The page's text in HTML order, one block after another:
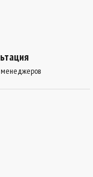
менеджеров